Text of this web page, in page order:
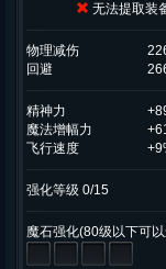
无法提取装
物理减伤
回避
精神力
魔法增幅力
飞行速度
强化等级 0/15
魔石强化(80级以下可